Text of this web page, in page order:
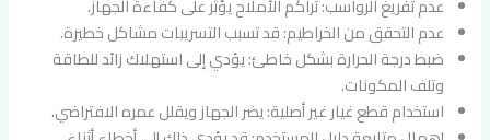
عدم تفريغ الرواسب: تراكم الأملاح يؤثر على كفاءة الجهاز.
عدم التحقق من الخراطيم: قد تسبب التسريبات مشاكل خطيرة.
ضبط درجة الحرارة بشكل خاطئ: يؤدي إلى استهلاك زائد للطاقة
وتلف المكونات.
استخدام قطع غيار غير أصلية: يضر الجهاز ويقلل عمره الافتراضي.